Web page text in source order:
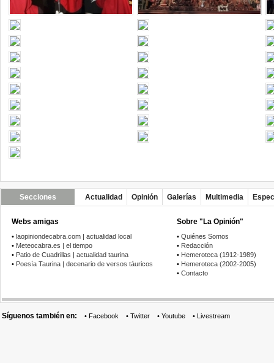
Secciones Actualidad Opinión Galerías Multimedia
Webs amigas
• laopiniondecabra.com | actualidad local
• Meteocabra.es | el tiempo
• Patio de Cuadrillas | actualidad taurina
• Poesía Taurina | decenario de versos táuricos
Sobre "La Opinión"
• Quiénes Somos
• Redacción
• Hemeroteca (1912-1989)
• Hemeroteca (2002-2005)
• Contacto
Síguenos también en: • Facebook • Twitter • Youtube • Livestream